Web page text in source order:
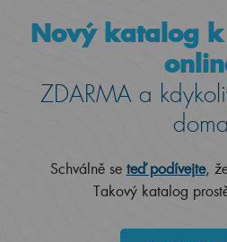
Nový katalog
ZDARMA a
doma
Schválně se teď podívejte,
Takový katalog